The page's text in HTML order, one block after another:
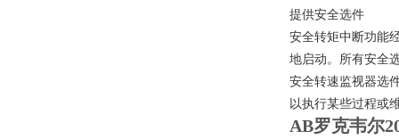
提供安全选件
安全转矩中断功能
地启动。所有安全
安全转速监视器选
以执行某些过程或
AB罗克韦尔